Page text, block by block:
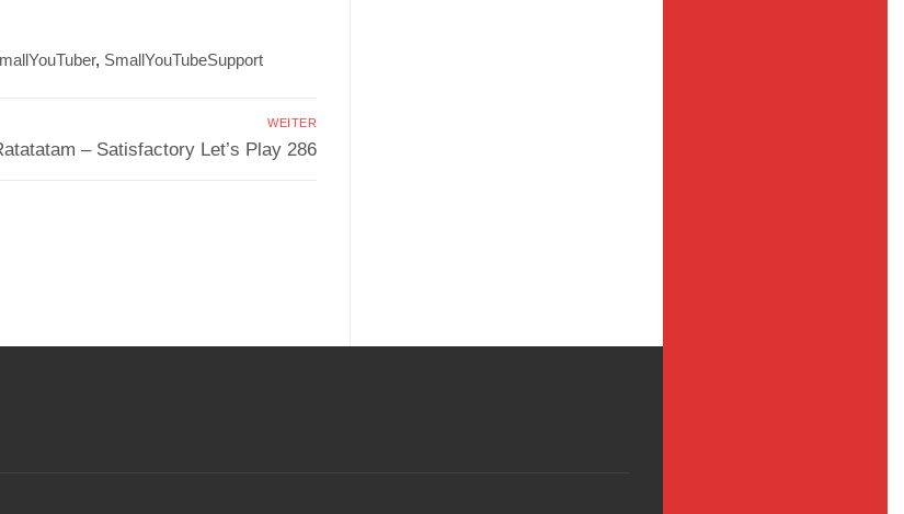
, SmallYouTubeSupport
WEITER
– Satisfactory Let’s Play 286